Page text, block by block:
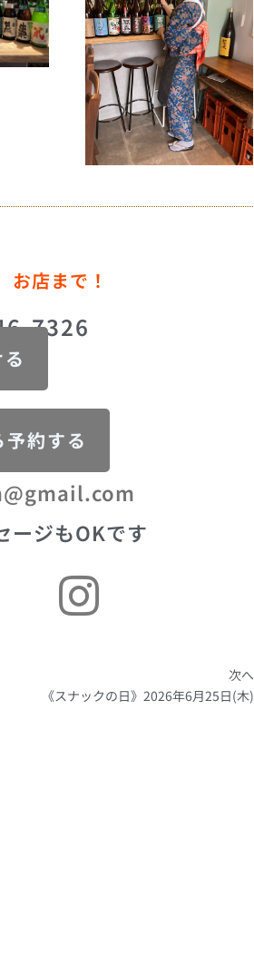
お店まで！
7326
約する
ージもOKです
次へ
《スナックの日》2026年6月25日(木)